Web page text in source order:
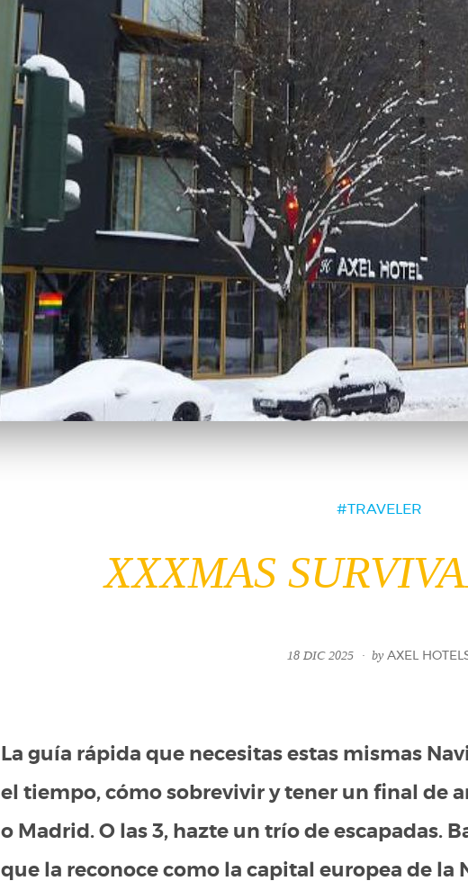
TRAVELER
XXXMAS
18 DIC 2025 by AXEL
La guía rápida que necesitas estas mismas
el tiempo, cómo sobrevivir y tener un final de
o Madrid. O las 3, hazte un trío de escapadas.
que la reconoce como la capital europea de la